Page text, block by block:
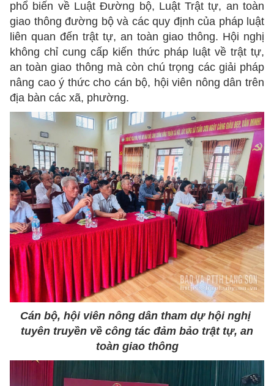
phổ biến về Luật Đường bộ, Luật Trật tự, an toàn
giao thông đường bộ và các quy định của pháp luật
liên quan đến trật tự, an toàn giao thông. Hội nghị
không chỉ cung cấp kiến thức pháp luật về trật tự,
an toàn giao thông mà còn chú trọng các giải pháp
nâng cao ý thức cho cán bộ, hội viên nông dân trên
địa bàn các xã, phường.
Cán bộ, hội viên nông dân tham dự hội nghị
tuyên truyền về công tác đảm bảo trật tự, an
toàn giao thông